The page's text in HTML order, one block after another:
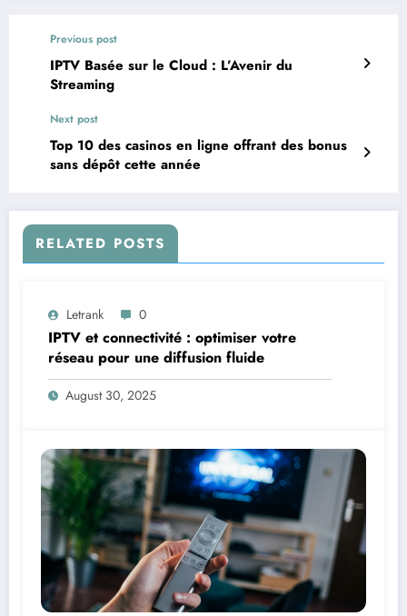
Previous post
IPTV Basée sur le Cloud : L’Avenir du
Streaming
Next post
Top 10 des casinos en ligne offrant des bonus
sans dépôt cette année
RELATED POSTS
Letrank 0
IPTV et connectivité : optimiser votre
réseau pour une diffusion fluide
August 30, 2025